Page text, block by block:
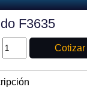
F3635
Cotizar